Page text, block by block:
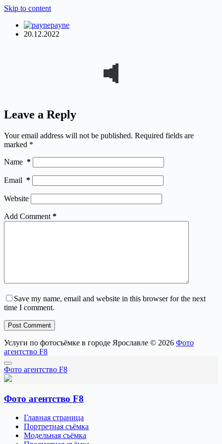
Skip to content
payne
20.12.2022
Leave a Reply
Your email address will not be published. Required fields are
marked *
Name *
Email *
Website
Add Comment *
Save my name, email and website in this browser for the next
time I comment.
Post Comment
Услуги по фотосъёмке в городе Ярославле © 2026 Фото
агентство F8
Фото агентство F8
Фото агентство F8
Главная страница
Портретная съёмка
Модельная съёмка